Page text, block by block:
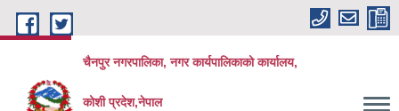
Skip to main content
चैनपुर नगरपालिका, नगर कार्यपालिकाको कार्यालय,
कोशी प्रदेश,नेपाल